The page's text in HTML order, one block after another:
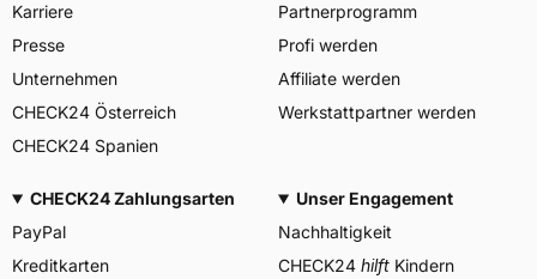
Herstellerkontakt
BRIDGESTONE EU NV/SA,
Via del Fosso del Salceto
13/15 00128 Rome Italien,
market.surveillance@bridges
Karriere
Presse
Unternehmen
CHECK24 Österreich
CHECK24 Spanien
Partnerprogramm
Profi werden
Affiliate werden
Werkstattpartner werden
CHECK24 Zahlungsarten
PayPal
Kreditkarten
Unser Engagement
Nachhaltigkeit
CHECK24 hilft Kindern